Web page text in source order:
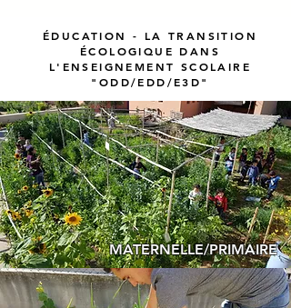
ÉDUCATION - LA TRANSITION
ÉCOLOGIQUE DANS
L'ENSEIGNEMENT SCOLAIRE
"ODD/EDD/E3D"
MATERNELLE/PRIMAIRE